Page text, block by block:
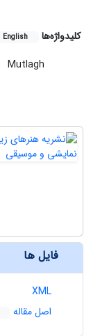
کلیدواژه‌ها English
Mutlagh
فایل ها
XML
اصل مقاله